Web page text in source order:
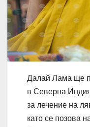
Далай Лама ще
в Северна
за лечение на
като се позова